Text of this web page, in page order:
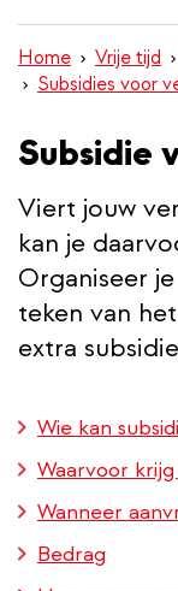
inhoud
gaan
Home Vrije tijd
Subsidies voor
Subsidie
Viert jouw
kan je
Organiseer
teken van
extra
Wie kan
Waarvoor
Wanneer
Bedrag